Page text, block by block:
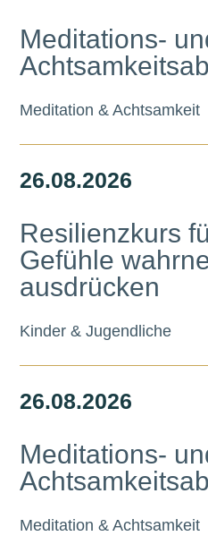
Meditations-
Meditation & Achtsamkeit
26.08.2026
Resilienzkurs
Gefühle
ausdrücken
Kinder & Jugendliche
26.08.2026
Meditations-
Meditation & Achtsamkeit